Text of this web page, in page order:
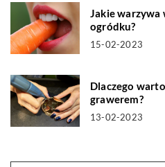
Jakie warzywa
ogródku?
15-02-2023
Dlaczego
grawerem?
13-02-2023